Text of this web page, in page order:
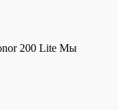
200 Lite Мы